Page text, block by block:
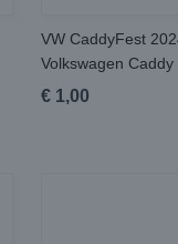
VW CaddyFest
Volkswagen Caddy
€ 1,00